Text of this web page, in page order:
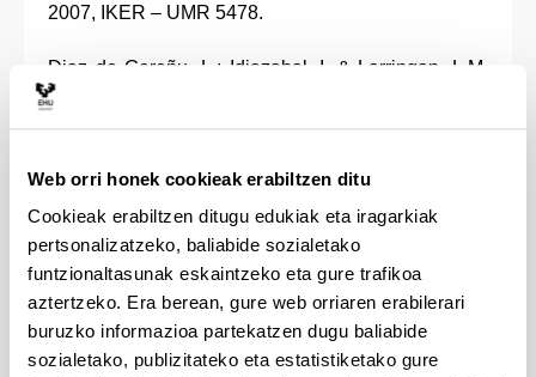
Web orri honek cookieak erabiltzen ditu
Cookieak erabiltzen ditugu edukiak eta iragarkiak
pertsonalizatzeko, baliabide sozialetako
funtzionaltasunak eskaintzeko eta gure trafikoa
aztertzeko. Era berean, gure web orriaren erabilerari
buruzko informazioa partekatzen dugu baliabide
sozialetako, publizitateko eta estatistiketako gure
2007, IKER – UMR 5478.
Diaz de Gereñu, L.; Idiazabal, I. & Larringan, L.M.
(2007) "Ipuin-kontalaritz eredu berria?". In
Idiazabal, I. & Garcia Azkoaga, I. (Ed.) "Ahozko
didaktikarako zenbait lan. (Publicación electrónica
de la UPV-EHU) ISBN: 978-84-690-8853-1.
García Azkoaga, I.M. (2007) Ahozko azalpena
unibertsitatean, ezagutzak ebaluatzeko tresna bat
baino gehiago. Ahozko hizkuntza: Euskararen
azterketarako eta didaktikarako lanak, Bilbo, EHU.